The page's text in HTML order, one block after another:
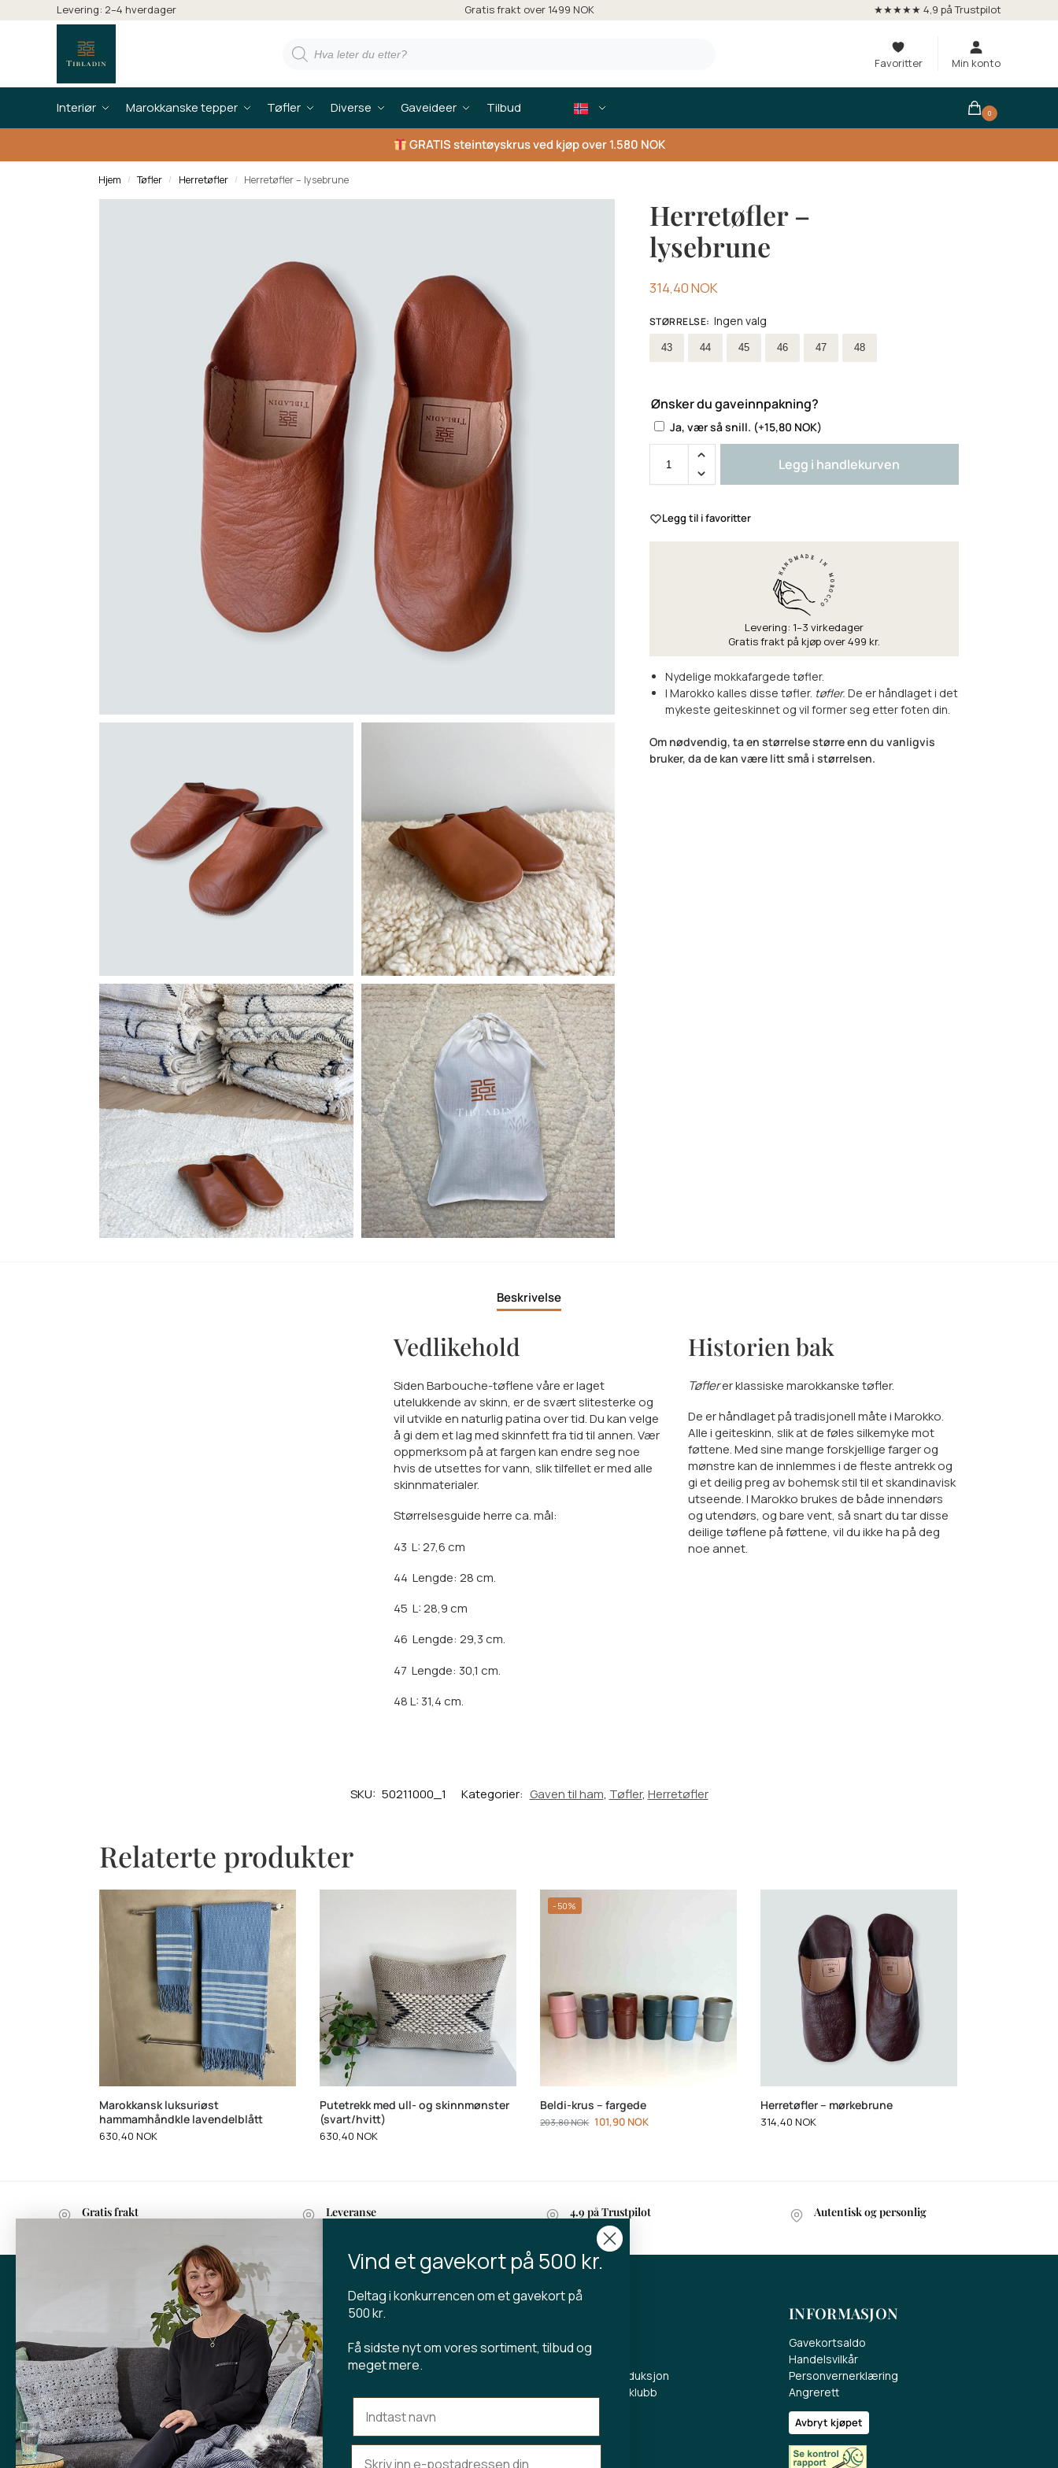
Levering: 2–4 hverdager Gratis frakt over 1499 NOK ★★★★★ 4,9 på Trustpilot
Favoritter Min konto
Interiør Marokkanske tepper Tøfler Diverse Gaveideer Tilbud 0
GRATIS steintøyskrus ved kjøp over 1.580 NOK
Hjem / Tøfler / Herretøfler / Herretøfler – lysebrune
Herretøfler –
lysebrune
314,40NOK
STØRRELSE: Ingen valg
Velge størrelse
43 44 45 46 47 48
Ønsker du gaveinnpakning?
Ja, vær så snill. (+15,80 NOK)
Legg i handlekurven
Legg til i favoritter
Levering: 1–3 virkedager
Gratis frakt på kjøp over 499 kr.
Nydelige mokkafargede tøfler.
I Marokko kalles disse tøfler. tøfler. De er håndlaget i det
mykeste geiteskinnet og vil former seg etter foten din.
Om nødvendig, ta en størrelse større enn du vanligvis
bruker, da de kan være litt små i størrelsen.
Beskrivelse
Vedlikehold
Siden Barbouche-tøflene våre er laget
utelukkende av skinn, er de svært slitesterke og
vil utvikle en naturlig patina over tid. Du kan velge
å gi dem et lag med skinnfett fra tid til annen. Vær
oppmerksom på at fargen kan endre seg noe
hvis de utsettes for vann, slik tilfellet er med alle
skinnmaterialer.
Størrelsesguide herre ca. mål:
43 L: 27,6 cm
44 Lengde: 28 cm.
45 L: 28,9 cm
46 Lengde: 29,3 cm.
47 Lengde: 30,1 cm.
48 L: 31,4 cm.
Historien bak
Tøflerer klassiske marokkanske tøfler.
De er håndlaget på tradisjonell måte i Marokko.
Alle i geiteskinn, slik at de føles silkemyke mot
føttene. Med sine mange forskjellige farger og
mønstre kan de innlemmes i de fleste antrekk og
gi et deilig preg av bohemsk stil til et skandinavisk
utseende. I Marokko brukes de både innendørs
og utendørs, og bare vent, så snart du tar disse
deilige tøflene på føttene, vil du ikke ha på deg
noe annet.
SKU: 50211000_1 Kategorier: Gaven til ham, Tøfler, Herretøfler
Relaterte produkter
Marokkansk luksuriøst
hammamhåndkle lavendelblått
630,40 NOK
Putetrekk med ull- og skinnmønster
(svart/hvitt)
630,40 NOK
-50%
Beldi-krus – fargede
203,80NOK 101,90 NOK
Herretøfler – mørkebrune
314,40 NOK
Gratis frakt Leveranse 4.9 på Trustpilot Autentisk og personlig
KONTAKT
Tibladin
info@tibladin.dk
+45 3140 5500
BUTIKK
Skt. Knuds Torv 23
DK-8000 Aarhus C
Om Tibladin
Bærekraftig produksjon
Registrer kundeklubb
INFORMASJON
Gavekortsaldo
Handelsvilkår
Personvernerklæring
Angrerett
Avbryt kjøpet
Vind et gavekort på 500 kr.
Deltag i konkurrencen om et gavekort på
500 kr.
Få sidste nyt om vores sortiment, tilbud og
meget mere.